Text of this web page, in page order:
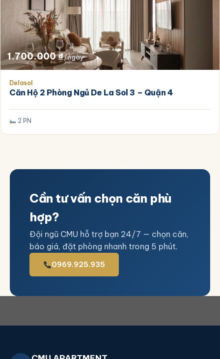
1.700.000₫/ngày
Delasol
Căn Hộ 2 Phòng Ngủ De La Sol 3 – Quận 4
2 PN
Cần tư vấn chọn căn phù
hợp?
Đội ngũ CMU hỗ trợ bạn 24/7 — chọn căn,
báo giá, đặt phòng nhanh trong 5 phút.
0969.925.935